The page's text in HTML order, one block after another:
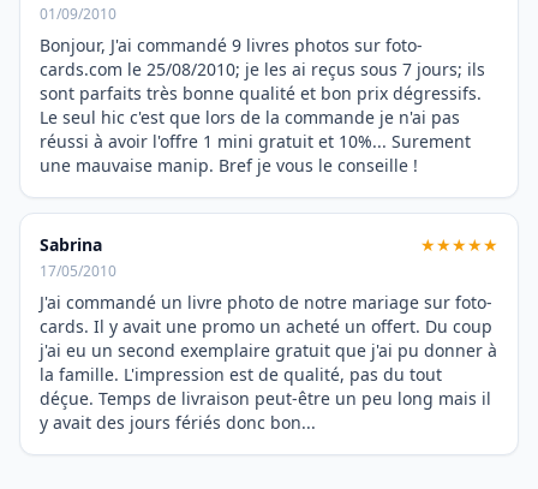
01/09/2010
Bonjour, J'ai commandé 9 livres photos sur foto-
cards.com le 25/08/2010; je les ai reçus sous 7 jours; ils
sont parfaits très bonne qualité et bon prix dégressifs.
Le seul hic c'est que lors de la commande je n'ai pas
réussi à avoir l'offre 1 mini gratuit et 10%... Surement
une mauvaise manip. Bref je vous le conseille !
Sabrina ★★★★★
17/05/2010
J'ai commandé un livre photo de notre mariage sur foto-
cards. Il y avait une promo un acheté un offert. Du coup
j'ai eu un second exemplaire gratuit que j'ai pu donner à
la famille. L'impression est de qualité, pas du tout
déçue. Temps de livraison peut-être un peu long mais il
y avait des jours fériés donc bon...